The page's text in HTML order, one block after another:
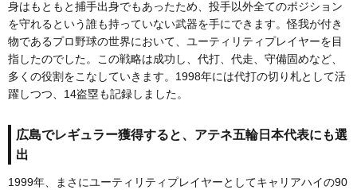
身はもともと捕手出身でもあったため、投手以外全てのポジション
を守れるという誰も持っていない武器を手にできます。怪我が付き
物であるプロ野球の世界において、ユーティリティプレイヤーを目
指したのでした。この戦略は成功し、代打、代走、守備固めなど、
多くの役割をこなしていきます。1998年には代打の切り札として活
躍しつつ、14盗塁も記録しました。
広島でレギュラー獲得すると、アテネ五輪日本代表にも選
出
1999年、まさにユーティリティプレイヤーとしてキャリアハイの90